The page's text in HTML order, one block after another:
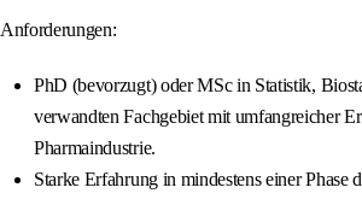
Anforderungen:
PhD (bevorzugt) oder MSc in Statistik,
verwandten Fachgebiet mit umfangreicher
Pharmaindustrie.
Starke Erfahrung in mindestens einer Phase